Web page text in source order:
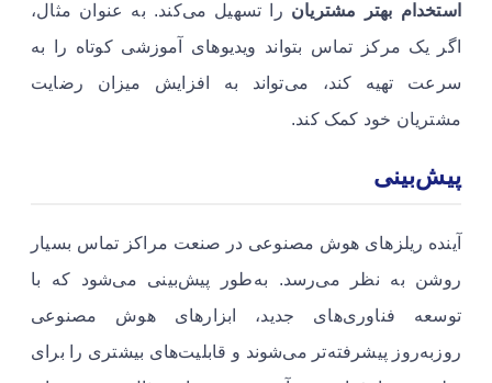
استخدام بهتر مشتریان را تسهیل می‌کند. به عنوان مثال،
اگر یک مرکز تماس بتواند ویدیوهای آموزشی کوتاه را به
سرعت تهیه کند، می‌تواند به افزایش میزان رضایت
مشتریان خود کمک کند.
پیش‌بینی
آینده ریلزهای هوش مصنوعی در صنعت مراکز تماس بسیار
روشن به نظر می‌رسد. به‌طور پیش‌بینی می‌شود که با
توسعه فناوری‌های جدید، ابزارهای هوش مصنوعی
روزبه‌روز پیشرفته‌تر می‌شوند و قابلیت‌های بیشتری را برای